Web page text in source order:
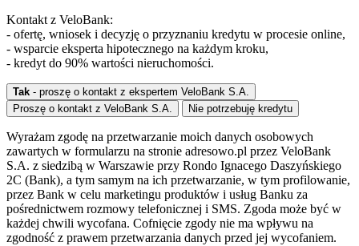
Kontakt z VeloBank:
- ofertę, wniosek i decyzję o przyznaniu kredytu w procesie online,
- wsparcie eksperta hipotecznego na każdym kroku,
- kredyt do 90% wartości nieruchomości.
Tak - proszę o kontakt z ekspertem VeloBank S.A.
Proszę o kontakt z VeloBank S.A.
Nie potrzebuję kredytu
Wyrażam zgodę na przetwarzanie moich danych osobowych
zawartych w formularzu na stronie adresowo.pl przez VeloBank
S.A. z siedzibą w Warszawie przy Rondo Ignacego Daszyńskiego
2C (Bank), a tym samym na ich przetwarzanie, w tym profilowanie,
przez Bank w celu marketingu produktów i usług Banku za
pośrednictwem rozmowy telefonicznej i SMS. Zgoda może być w
każdej chwili wycofana. Cofnięcie zgody nie ma wpływu na
zgodność z prawem przetwarzania danych przed jej wycofaniem.